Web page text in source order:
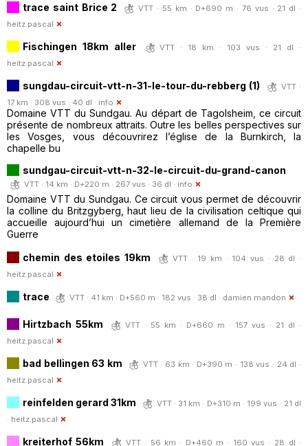
trace saint Brice 2
VTT · 55 km · D+690 m · 76 vus · 21 dl ·
heitz.pascal
Fischingen 18km aller
VTT · 18 km · 103 vus · 21 dl ·
heitz.pascal
sungdau-circuit-vtt-n-31-le-tour-du-rebberg (1)
VTT ·
17 km · 308 vus · 40 dl · info
Domaine VTT du Sundgau. Au départ de Tagolsheim, ce circuit
présente de nombreux attraits. Outre les belles perspectives sur
les Vosges, vous découvrirez l’église de la Burnkirch, la
chapelle bu
sundgau-circuit-vtt-n-32-le-circuit-du-grand-canon
VTT · 14 km · D+220 m · 267 vus · 36 dl · info
Domaine VTT du Sundgau. Ce circuit vous permet de découvrir
la colline du Britzgyberg, haut lieu de la civilisation celtique qui
accueille aujourd’hui un cimetière allemand de la Première
Guerre
chemin des etoiles 19km
VTT · 19 km · 104 vus · 28 dl ·
heitz.pascal
trace VTT · 41 km · D+560 m · 182 vus · 38 dl · damien.mandon
Hirtzbach 55km
VTT · 55 km · D+660 m · 157 vus · 21 dl ·
heitz.pascal
bad bellingen 63 km
VTT · 63 km · D+390 m · 138 vus · 24 dl ·
heitz.pascal
reinfelden gerard 31km
VTT · 31 km · D+310 m · 199 vus · 21 dl
· heitz.pascal
kreiterhof 56km
VTT · 56 km · D+460 m · 160 vus · 28 dl ·